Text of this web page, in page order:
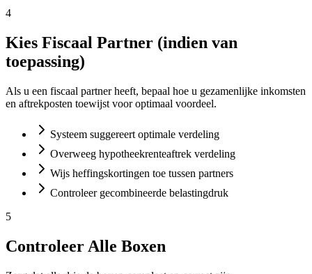
4
Kies Fiscaal Partner (indien van
toepassing)
Als u een fiscaal partner heeft, bepaal hoe u gezamenlijke inkomsten
en aftrekposten toewijst voor optimaal voordeel.
Systeem suggereert optimale verdeling
Overweeg hypotheekrenteaftrek verdeling
Wijs heffingskortingen toe tussen partners
Controleer gecombineerde belastingdruk
5
Controleer Alle Boxen